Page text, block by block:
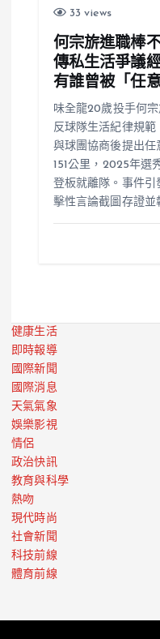
33 views
何宗旂進職棒
傳私生活爭議
有誰曾被「任
味全龍20歲投手何
反球隊生活紀律規範
與球團協商後提出任
151公里，2025年選
登板就離隊。事件
擊性言論截圖存證並
健康生活
即時報導
國際新聞
國際消息
天氣氣象
娛樂影視
情侶
政治快訊
教育與科學
熱吻
現代時尚
社會新聞
科技前線
體育前線